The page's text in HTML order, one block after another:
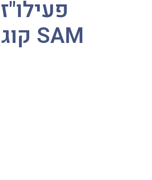
קוגניטיביות תפקודיות SAM